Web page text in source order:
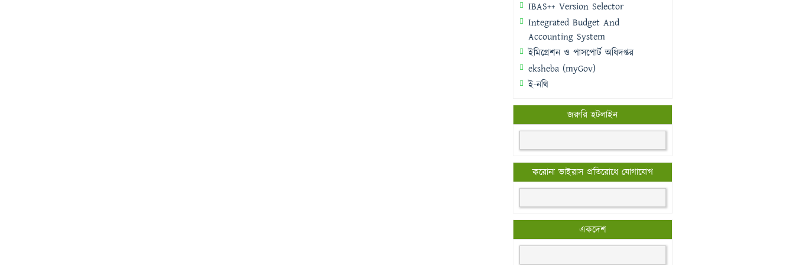
IBAS++ Version Selector
Integrated Budget And
Accounting System
ইমিগ্রেশন ও পাসপোর্ট অধিদপ্তর
eksheba (myGov)
ই-নথি
জরুরি হটলাইন
করোনা ভাইরাস প্রতিরোধে যোগাযোগ
একদেশ